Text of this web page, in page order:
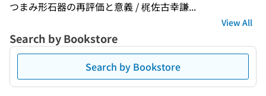
つまみ形石器の再評価と意義 / 梶佐古幸謙...
View All
Search by Bookstore
Search by Bookstore